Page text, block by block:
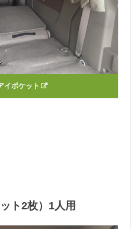
イポケット
ト2枚）1人用